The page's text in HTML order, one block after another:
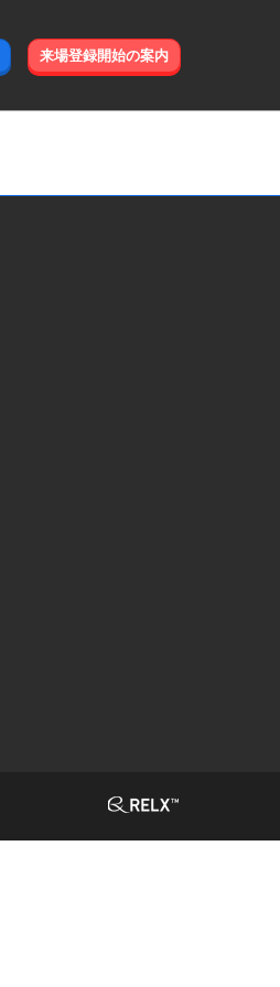
来場登録開始の案内